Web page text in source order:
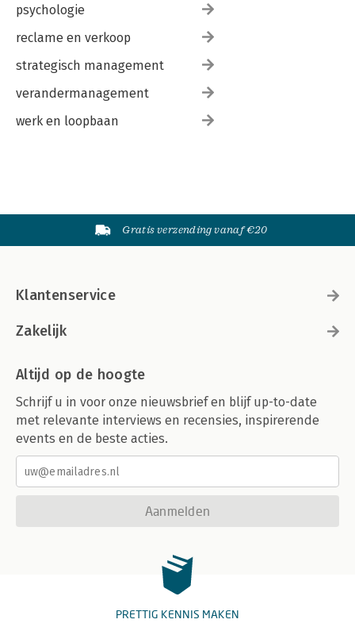
psychologie
reclame en verkoop
strategisch management
verandermanagement
werk en loopbaan
Gratis verzending vanaf €20
Klantenservice
Zakelijk
Altijd op de hoogte
Schrijf u in voor onze nieuwsbrief en blijf up-to-date
met relevante interviews en recensies, inspirerende
events en de beste acties.
Aanmelden
PRETTIG KENNIS MAKEN